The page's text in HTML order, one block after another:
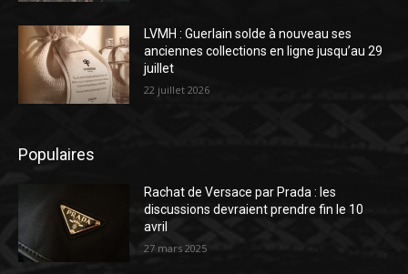
LVMH : Guerlain solde à nouveau ses
anciennes collections en ligne jusqu’au 29
juillet
22 juillet 2026
Populaires
Rachat de Versace par Prada : les
discussions devraient prendre fin le 10
avril
27 mars 2025